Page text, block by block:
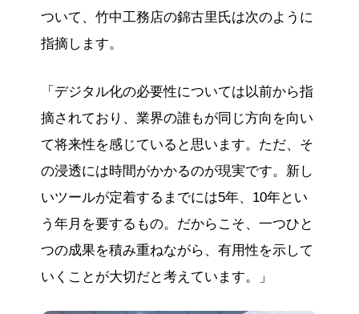
ついて、竹中工務店の錦古里氏は次のように
指摘します。
「デジタル化の必要性については以前から指
摘されており、業界の誰もが同じ方向を向い
て将来性を感じていると思います。ただ、そ
の浸透には時間がかかるのが現実です。新し
いツールが定着するまでには5年、10年とい
う年月を要するもの。だからこそ、一つひと
つの成果を積み重ねながら、有用性を示して
いくことが大切だと考えています。」